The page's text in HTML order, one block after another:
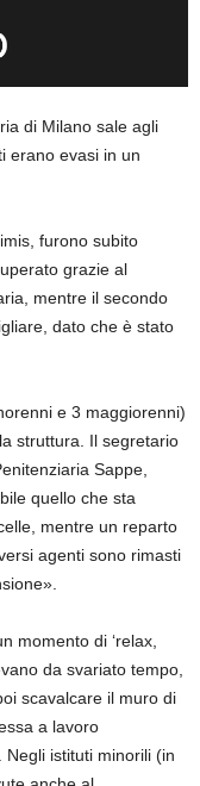
di Milano sale agli
erano evasi in un
furono subito
grazie al
mentre il secondo
dato che è stato
e 3 maggiorenni)
struttura. Il segretario
Sappe,
quello che sta
mentre un reparto
agenti sono rimasti
momento di ‘relax,
da svariato tempo,
scavalcare il muro di
a lavoro
Negli istituti minorili (in